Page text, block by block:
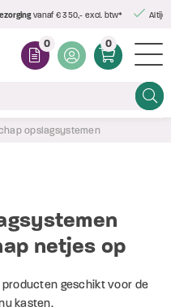
vanaf € 350,- excl. btw* Altijd
0
0
opslagsystemen
netjes op
producten geschikt voor de
kasten,